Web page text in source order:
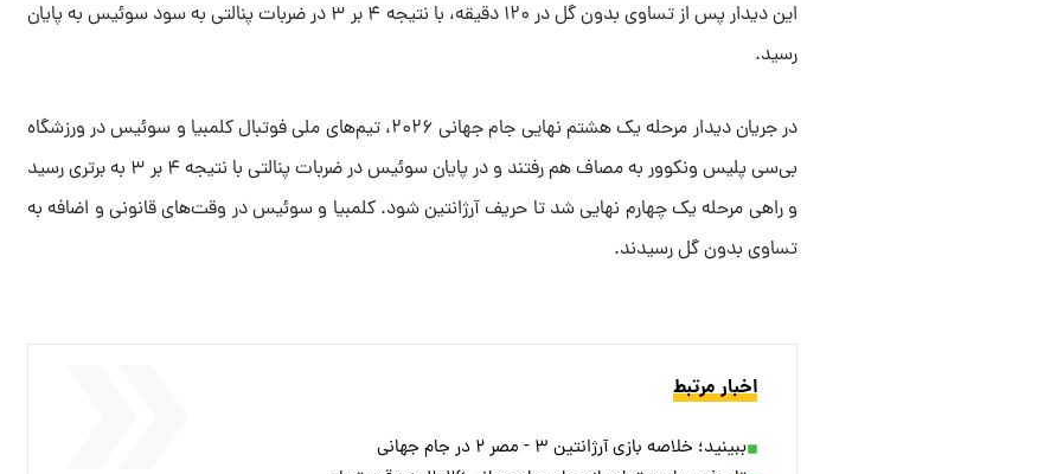
این دیدار پس از تساوی بدون گل در ۱۲۰ دقیقه، با نتیجه ۴ بر ۳ در ضربات پنالتی به سود سوئیس به پایان
رسید.
در جریان دیدار مرحله یک هشتم نهایی جام جهانی ۲۰۲۶، تیم‌های ملی فوتبال کلمبیا و سوئیس در ورزشگاه
بی‌سی پلیس ونکوور به مصاف هم رفتند و در پایان سوئیس در ضربات پنالتی با نتیجه ۴ بر ۳ به برتری رسید
و راهی مرحله یک چهارم نهایی شد تا حریف آرژانتین شود. کلمبیا و سوئیس در وقت‌های قانونی و اضافه به
تساوی بدون گل رسیدند.
اخبار مرتبط
ببینید؛ خلاصه بازی آرژانتین ۳ - مصر ۲ در جام جهانی